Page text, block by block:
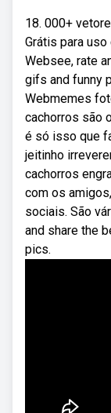
18. 000+
Grátis para
Websee, rate
gifs and funny
Webmemes
cachorros são
é só isso que
jeitinho
cachorros
com os
sociais. São
and share the
pics.